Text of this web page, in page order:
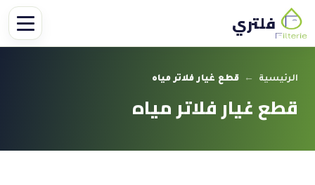
فلتري
الرئيسية ← قطع غيار فلاتر مياه
قطع غيار فلاتر مياه